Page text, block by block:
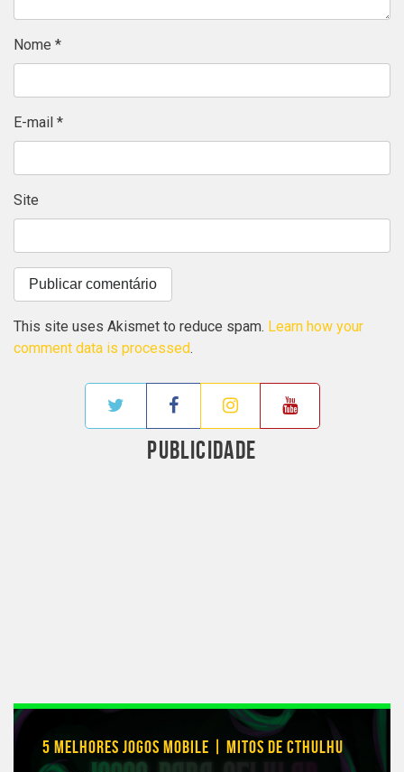
Nome *
E-mail *
Site
This site uses Akismet to reduce spam. Learn how your
comment data is processed.
PUBLICIDADE
5 MELHORES JOGOS MOBILE | MITOS DE CTHULHU